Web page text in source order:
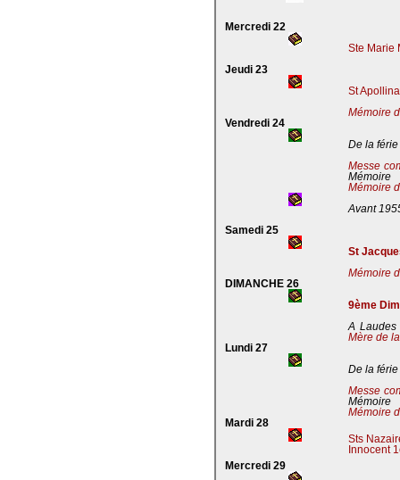
Mercredi 22
Ste Marie
Jeudi 23
St
Mémoire
Vendredi 24
De la férie
Messe
Mémoire
Mémoire
Avant
Samedi 25
St
Mémoire
DIMANCHE 26
9ème
A
Mère de
Lundi 27
De la férie
Messe
Mémoire
Mémoire
Mardi 28
Sts
Innocent
Mercredi 29